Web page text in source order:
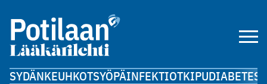
SYDÄNKEUHKOTSYÖPÄINFEKTIOTKIPUDIABETES